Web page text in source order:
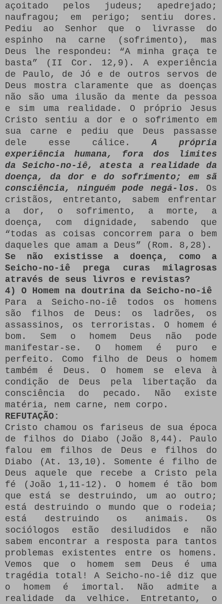
açoitado pelos judeus; apedrejado;
naufragou; em perigo; sentiu dores.
Pediu ao Senhor que o livrasse do
espinho na carne (sofrimento), mas
Deus lhe respondeu: “A minha graça te
basta” (II Cor. 12,9). A experiência
de Paulo, de Jó e de outros servos de
Deus mostra claramente que as doenças
não são uma ilusão da mente da pessoa
e sim uma realidade. O próprio Jesus
Cristo sentiu a dor e o sofrimento em
sua carne e pediu que Deus passasse
dele esse cálice.A própria
experiência humana, fora dos limites
da Seicho-no-iê, atesta a realidade da
doença, da dor e do sofrimento; em sã
consciência, ninguém pode negá-los. Os
cristãos, entretanto, sabem enfrentar
a dor, o sofrimento, a morte, a
doença, com dignidade, sabendo que
“todas as coisas concorrem para o bem
daqueles que amam a Deus” (Rom. 8,28).
Se não existisse a doença, como a
Seicho-no-iê prega curas milagrosas
através de seus livros e revistas?
4) O Homem na doutrina da Seicho-no-iê
Para a Seicho-no-iê todos os homens
são filhos de Deus: os ladrões, os
assassinos, os terroristas. O homem é
bom. Sem o homem Deus não pode
manifestar-se. O homem é puro e
perfeito. Como filho de Deus o homem
também é Deus. O homem se eleva à
condição de Deus pela libertação da
consciência do pecado. Não existe
matéria, nem carne, nem corpo.
REFUTAÇÃO:
Cristo chamou os fariseus de sua época
de filhos do Diabo (João 8,44). Paulo
falou em filhos de Deus e filhos do
Diabo (At. 13,10). Somente é filho de
Deus aquele que recebe a Cristo pela
fé (João 1,11-12). O homem é tão bom
que está se destruindo, um ao outro;
está destruindo o mundo que o rodeia;
está destruindo os animais. Os
sociólogos estão desiludidos e não
sabem encontrar a resposta para tantos
problemas existentes entre os homens.
Vemos que o homem sem Deus é uma
tragédia total! A Seicho-no-iê diz que
o homem é imortal. Não admite a
realidade da velhice. Entretanto, o